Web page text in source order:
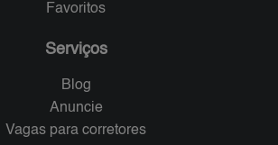
Favoritos
Serviços
Blog
Anuncie
Vagas para corretores